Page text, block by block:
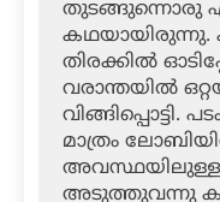
തുടങ്ങുന്നൊരു
കഥയായിരുന്നു.
തിരക്കില്‍
വരാന്തയില്‍
വിങ്ങിപ്പൊട്ടി.
മാത്രം
അവസ്ഥയിലുള്ള
അടുത്തുവന്നു